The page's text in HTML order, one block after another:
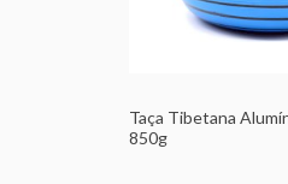
Taça Tibetana
850g